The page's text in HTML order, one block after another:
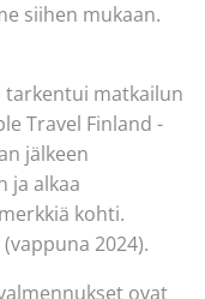
siihen mukaan.
tarkentui matkailun
Travel Finland -
jälkeen
ja alkaa
kohti.
2024).
ovat